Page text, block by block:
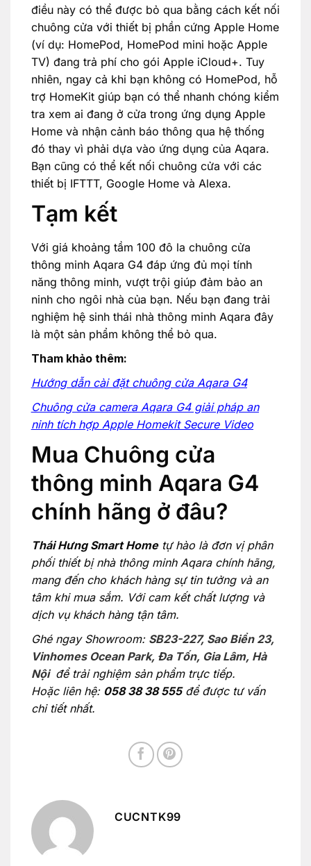
điều này có thể được bỏ qua bằng cách kết nối
chuông cửa với thiết bị phần cứng Apple Home
(ví dụ: HomePod, HomePod mini hoặc Apple
TV) đang trả phí cho gói Apple iCloud+. Tuy
nhiên, ngay cả khi bạn không có HomePod, hỗ
trợ HomeKit giúp bạn có thể nhanh chóng kiểm
tra xem ai đang ở cửa trong ứng dụng Apple
Home và nhận cảnh báo thông qua hệ thống
đó thay vì phải dựa vào ứng dụng của Aqara.
Bạn cũng có thể kết nối chuông cửa với các
thiết bị IFTTT, Google Home và Alexa.
Tạm kết
Với giá khoảng tầm 100 đô la chuông cửa
thông minh Aqara G4 đáp ứng đủ mọi tính
năng thông minh, vượt trội giúp đảm bảo an
ninh cho ngôi nhà của bạn. Nếu bạn đang trải
nghiệm hệ sinh thái nhà thông minh Aqara đây
là một sản phẩm không thể bỏ qua.
Tham khảo thêm:
Hướng dẫn cài đặt chuông cửa Aqara G4
Chuông cửa camera Aqara G4 giải pháp an
ninh tích hợp Apple Homekit Secure Video
Mua Chuông cửa
thông minh Aqara G4
chính hãng ở đâu?
Thái Hưng Smart Hometự hào là đơn vị phân
phối thiết bị nhà thông minh Aqara chính hãng,
mang đến cho khách hàng sự tin tưởng và an
tâm khi mua sắm. Với cam kết chất lượng và
dịch vụ khách hàng tận tâm.
Ghé ngay Showroom: SB23-227, Sao Biển 23,
Vinhomes Ocean Park, Đa Tốn, Gia Lâm, Hà
Nội để trải nghiệm sản phẩm trực tiếp.
Hoặc liên hệ: 058 38 38 555để được tư vấn
chi tiết nhất.
CUCNTK99